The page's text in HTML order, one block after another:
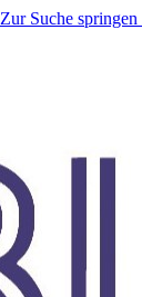
Zur Suche springen